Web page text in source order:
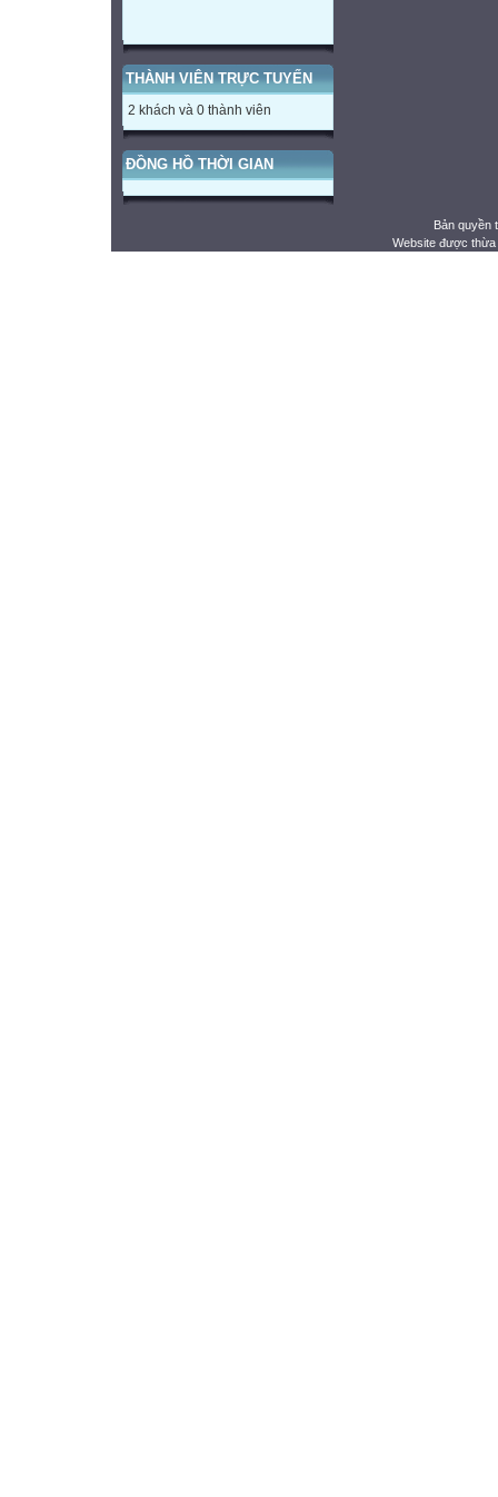
THÀNH VIÊN TRỰC TUYẾN
2 khách và 0 thành viên
ĐỒNG HỒ THỜI GIAN
Bản quyền
Website được